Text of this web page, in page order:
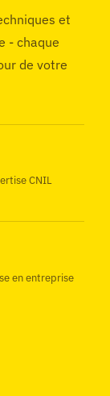
et
- chaque
de votre
CNIL
en entreprise